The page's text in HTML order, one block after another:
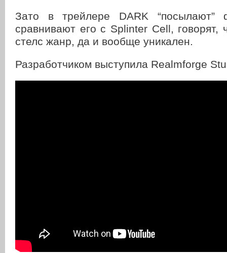
Зато в трейлере DARK “посылают”
сравнивают его с Splinter Cell, говорят,
стелс жанр, да и вообще уникален.
Разработчиком выступила Realmforge